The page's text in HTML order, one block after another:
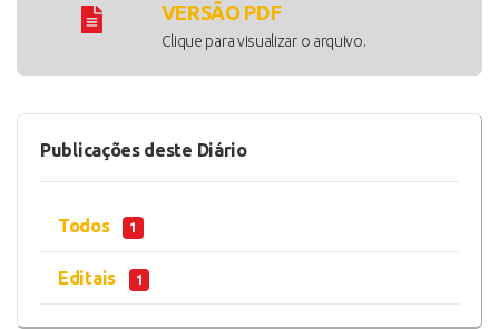
VERSÃO PDF
Clique para visualizar o arquivo.
Publicações deste Diário
Todos 1
Editais 1